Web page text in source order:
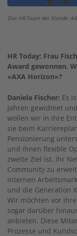
Das HR-Team der Stunde:
HR Today: Frau
Award gewonnen.
«AXA Horizon»?
Daniela Fischer: Es
Jahren gewidmet
wollen wir in ihre
sie beim
Pensionierung
und ihnen flexible
zweite Ziel ist, ihr
Community zu
internen
und die Generation
Wir möchten vor
sogar darüber
anbieten. Diese
Prozesse und